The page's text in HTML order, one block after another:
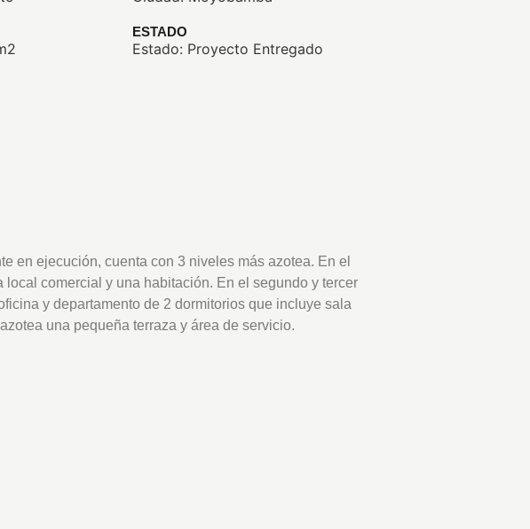
ESTADO
Estado: Proyecto Entregado
en ejecución, cuenta con 3 niveles más azotea. En el
comercial y una habitación. En el segundo y tercer
y departamento de 2 dormitorios que incluye sala
una pequeña terraza y área de servicio.